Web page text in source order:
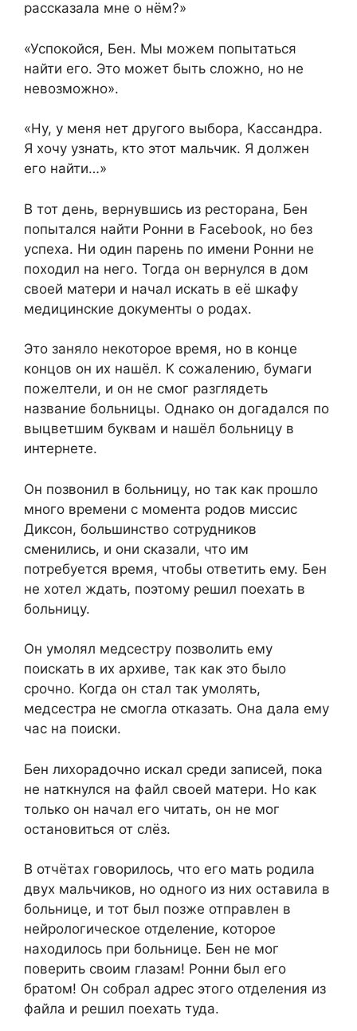
рассказала мне о нём?»
«Успокойся, Бен. Мы можем попытаться
найти его. Это может быть сложно, но не
невозможно».
«Ну, у меня нет другого выбора, Кассандра.
Я хочу узнать, кто этот мальчик. Я должен
его найти…»
В тот день, вернувшись из ресторана, Бен
попытался найти Ронни в Facebook, но без
успеха. Ни один парень по имени Ронни не
походил на него. Тогда он вернулся в дом
своей матери и начал искать в её шкафу
медицинские документы о родах.
Это заняло некоторое время, но в конце
концов он их нашёл. К сожалению, бумаги
пожелтели, и он не смог разглядеть
название больницы. Однако он догадался по
выцветшим буквам и нашёл больницу в
интернете.
Он позвонил в больницу, но так как прошло
много времени с момента родов миссис
Диксон, большинство сотрудников
сменились, и они сказали, что им
потребуется время, чтобы ответить ему. Бен
не хотел ждать, поэтому решил поехать в
больницу.
Он умолял медсестру позволить ему
поискать в их архиве, так как это было
срочно. Когда он стал так умолять,
медсестра не смогла отказать. Она дала ему
час на поиски.
Бен лихорадочно искал среди записей, пока
не наткнулся на файл своей матери. Но как
только он начал его читать, он не мог
остановиться от слёз.
В отчётах говорилось, что его мать родила
двух мальчиков, но одного из них оставила в
больнице, и тот был позже отправлен в
нейрологическое отделение, которое
находилось при больнице. Бен не мог
поверить своим глазам! Ронни был его
братом! Он собрал адрес этого отделения из
файла и решил поехать туда.